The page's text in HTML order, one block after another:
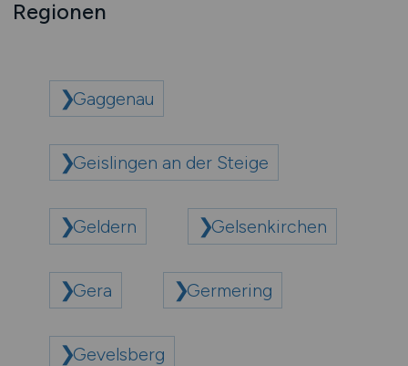
Regionen
Gaggenau
Geislingen an der Steige
Geldern Gelsenkirchen
Gera Germering
Gevelsberg